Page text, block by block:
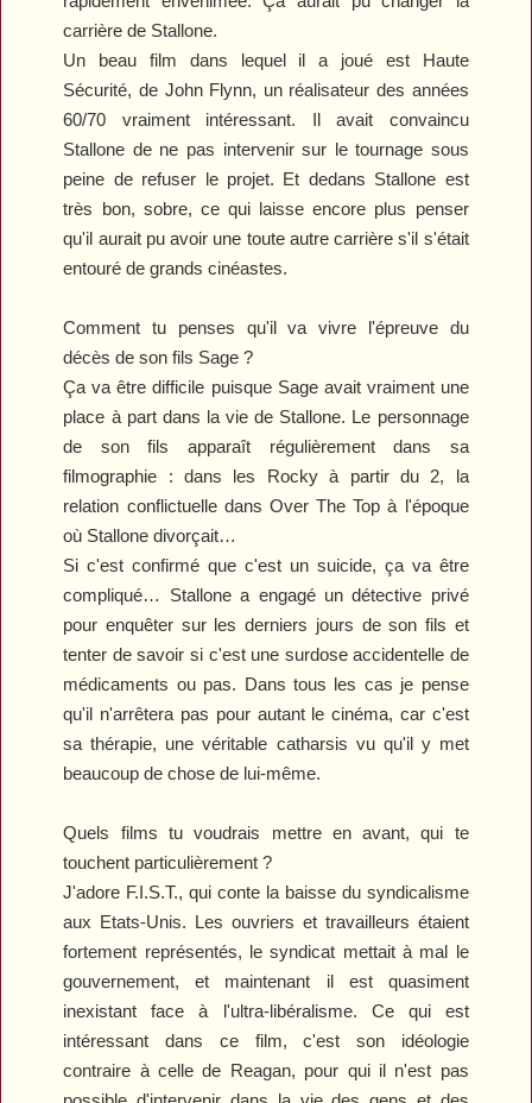
carrière de Stallone.
Un beau film dans lequel il a joué est Haute
Sécurité, de John Flynn, un réalisateur des années
60/70 vraiment intéressant. Il avait convaincu
Stallone de ne pas intervenir sur le tournage sous
peine de refuser le projet. Et dedans Stallone est
très bon, sobre, ce qui laisse encore plus penser
qu'il aurait pu avoir une toute autre carrière s'il s'était
entouré de grands cinéastes.
Comment tu penses qu'il va vivre l'épreuve du
décès de son fils Sage ?
Ça va être difficile puisque Sage avait vraiment une
place à part dans la vie de Stallone. Le personnage
de son fils apparaît régulièrement dans sa
filmographie : dans les Rockyà partir du 2, la
relation conflictuelle dans Over The Top à l'époque
où Stallone divorçait…
Si c'est confirmé que c'est un suicide, ça va être
compliqué… Stallone a engagé un détective privé
pour enquêter sur les derniers jours de son fils et
tenter de savoir si c'est une surdose accidentelle de
médicaments ou pas. Dans tous les cas je pense
qu'il n'arrêtera pas pour autant le cinéma, car c'est
sa thérapie, une véritable catharsis vu qu'il y met
beaucoup de chose de lui-même.
Quels films tu voudrais mettre en avant, qui te
touchent particulièrement ?
J'adore F.I.S.T., qui conte la baisse du syndicalisme
aux Etats-Unis. Les ouvriers et travailleurs étaient
fortement représentés, le syndicat mettait à mal le
gouvernement, et maintenant il est quasiment
inexistant face à l'ultra-libéralisme. Ce qui est
intéressant dans ce film, c'est son idéologie
contraire à celle de Reagan, pour qui il n'est pas